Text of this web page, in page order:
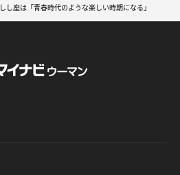
しし座は「青春時代のような楽しい時期になる」